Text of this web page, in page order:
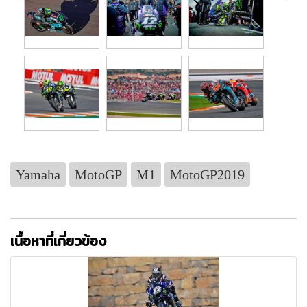
Yamaha MotoGP M1 MotoGP2019
เนื้อหาที่เกี่ยวข้อง